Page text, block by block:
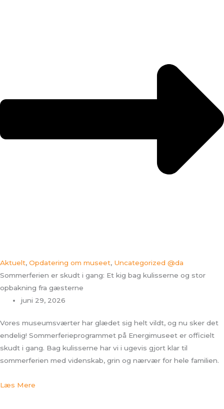
Aktuelt, Opdatering om museet, Uncategorized @da
Sommerferien er skudt i gang: Et kig bag kulisserne og stor
opbakning fra gæsterne
juni 29, 2026
Vores museumsværter har glædet sig helt vildt, og nu sker det
endelig! Sommerferieprogrammet på Energimuseet er officielt
skudt i gang. Bag kulisserne har vi i ugevis gjort klar til
sommerferien med videnskab, grin og nærvær for hele familien.
Læs Mere